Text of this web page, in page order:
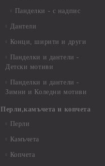
Панделки - с надпис
Дантели
Конци, ширити и други
Панделки и дантели -
Детски мотиви
Панделки и дантели -
Зимни и Коледни мотиви
Перли,камъчета и копчета
Перли
Камъчета
Копчета